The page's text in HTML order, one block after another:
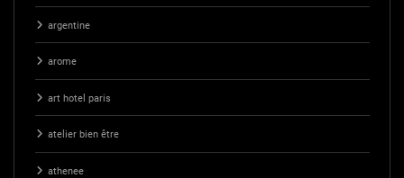
argentine
arome
art hotel paris
atelier bien être
athenee